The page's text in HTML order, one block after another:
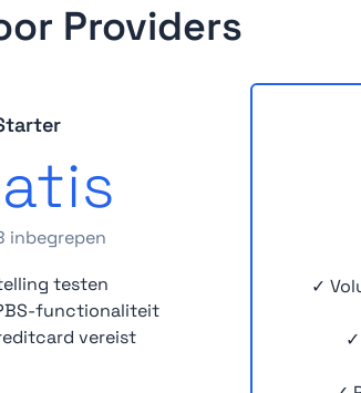
Providers
inbegrepen
testen
functionaliteit
vereist
✓